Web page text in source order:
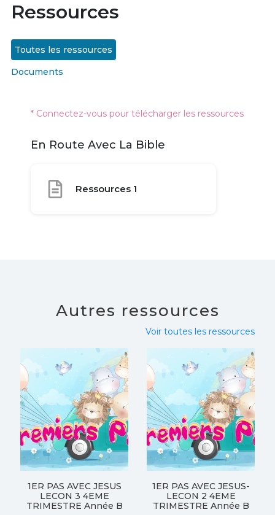
Ressources
Toutes les ressources
Documents
* Connectez-vous pour télécharger les ressources
En Route Avec La Bible
Ressources 1
Autres ressources
Voir toutes les ressources
1ER PAS AVEC JESUS
LECON 3 4EME
TRIMESTRE Année B
1ER PAS AVEC JESUS-
LECON 2 4EME
TRIMESTRE Année B